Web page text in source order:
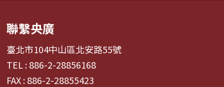
聯繫央廣
臺北市104中山區北安路55號
TEL : 886-2-28856168
FAX : 886-2-28855423